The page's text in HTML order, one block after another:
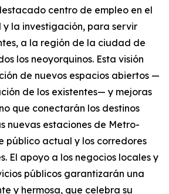
centro de empleo en el
la investigación, para servir
a la región de la ciudad de
los neoyorquinos. Esta visión
de nuevos espacios abiertos —
de los existentes— y mejoras
que conectarán los destinos
nuevas estaciones de Metro-
público actual y los corredores
El apoyo a los negocios locales y
públicos garantizarán una
y hermosa, que celebra su